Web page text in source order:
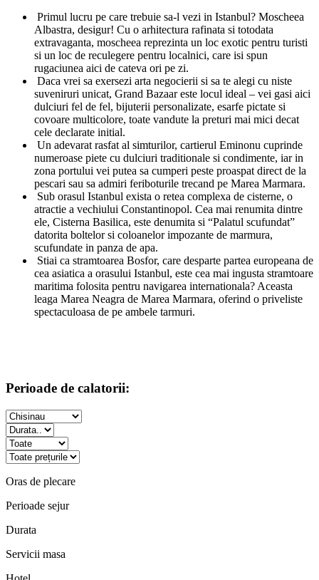
Primul lucru pe care trebuie sa-l vezi in Istanbul? Moscheea
Albastra, desigur! Cu o arhitectura rafinata si totodata
extravaganta, moscheea reprezinta un loc exotic pentru turisti
si un loc de reculegere pentru localnici, care isi spun
rugaciunea aici de cateva ori pe zi.
Daca vrei sa exersezi arta negocierii si sa te alegi cu niste
suveniruri unicat, Grand Bazaar este locul ideal – vei gasi aici
dulciuri fel de fel, bijuterii personalizate, esarfe pictate si
covoare multicolore, toate vandute la preturi mai mici decat
cele declarate initial.
Un adevarat rasfat al simturilor, cartierul Eminonu cuprinde
numeroase piete cu dulciuri traditionale si condimente, iar in
zona portului vei putea sa cumperi peste proaspat direct de la
pescari sau sa admiri feriboturile trecand pe Marea Marmara.
Sub orasul Istanbul exista o retea complexa de cisterne, o
atractie a vechiului Constantinopol. Cea mai renumita dintre
ele, Cisterna Basilica, este denumita si “Palatul scufundat”
datorita boltelor si coloanelor impozante de marmura,
scufundate in panza de apa.
Stiai ca stramtoarea Bosfor, care desparte partea europeana de
cea asiatica a orasului Istanbul, este cea mai ingusta stramtoare
maritima folosita pentru navigarea internationala? Aceasta
leaga Marea Neagra de Marea Marmara, oferind o priveliste
spectaculoasa de pe ambele tarmuri.
Perioade de calatorii:
Oras de plecare
Perioade sejur
Durata
Servicii masa